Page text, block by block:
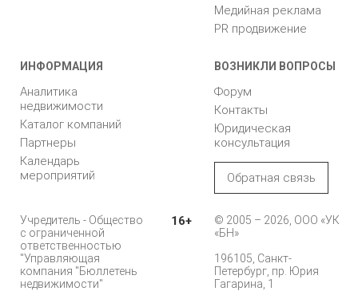
Медийная реклама
PR продвижение
ИНФОРМАЦИЯ
Аналитика
недвижимости
Каталог компаний
Партнеры
Календарь
мероприятий
ВОЗНИКЛИ ВОПРОСЫ
Форум
Контакты
Юридическая
консультация
Обратная связь
Учредитель - Общество
с ограниченной
ответственностью
"Управляющая
компания "Бюллетень
недвижимости"
16+
© 2005 – 2026, ООО «УК
«БН»
196105, Санкт-
Петербург, пр. Юрия
Гагарина, 1